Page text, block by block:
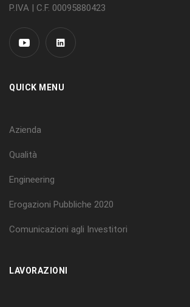
P.IVA | C.F. 00095880423
QUICK MENU
Azienda
Qualità
Engineering
Erogazioni Pubbliche 2020
Comunicazioni agli Investitori
LAVORAZIONI